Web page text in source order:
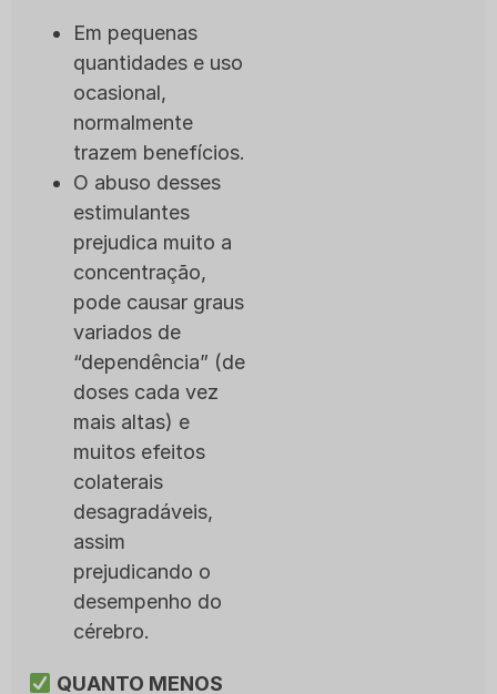
Em pequenas
quantidades e uso
ocasional,
normalmente
trazem benefícios.
O abuso desses
estimulantes
prejudica muito a
concentração,
pode causar graus
variados de
“dependência” (de
doses cada vez
mais altas) e
muitos efeitos
colaterais
desagradáveis,
assim
prejudicando o
desempenho do
cérebro.
QUANTO MENOS